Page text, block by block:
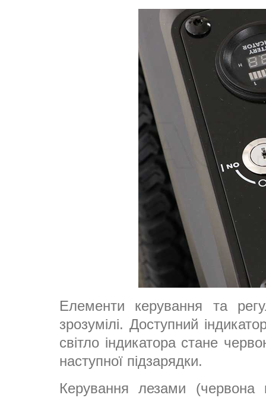
Елементи керування та
зрозумілі. Доступний
світло індикатора стане
наступної підзарядки.
Керування лезами (червона